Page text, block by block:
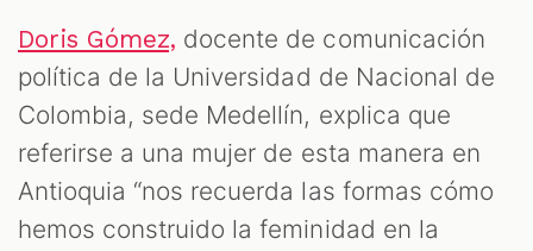
Doris Gómez, docente de comunicación
política de la Universidad de Nacional de
Colombia, sede Medellín, explica que
referirse a una mujer de esta manera en
Antioquia “nos recuerda las formas cómo
hemos construido la feminidad en la